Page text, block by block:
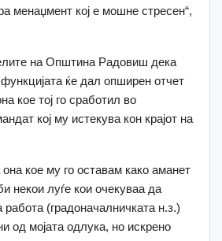
менаџмент кој е мошне стресен“,
на Општина Радовиш дека
ќе дал опширен отчет
кое тој го сработил во
кој му истекува кон крајот на
кое му го оставам како аманет
некои луѓе кои очекуваа да
(градоначалничката н.з.)
од мојата одлука, но искрено